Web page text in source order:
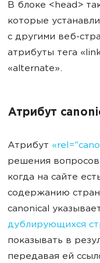
В блоке <head>
которые
с другими веб-
атрибуты тега
«alternate».
Атрибут
Атрибут
решения
когда на сайте
содержанию
canonical
дублирующихся
показывать в
передавая ей